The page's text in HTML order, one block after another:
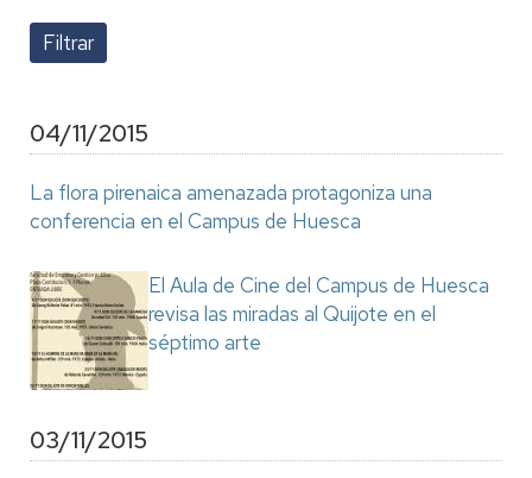
04/11/2015
La flora pirenaica amenazada protagoniza una
conferencia en el Campus de Huesca
El Aula de Cine del Campus de Huesca
revisa las miradas al Quijote en el
séptimo arte
03/11/2015